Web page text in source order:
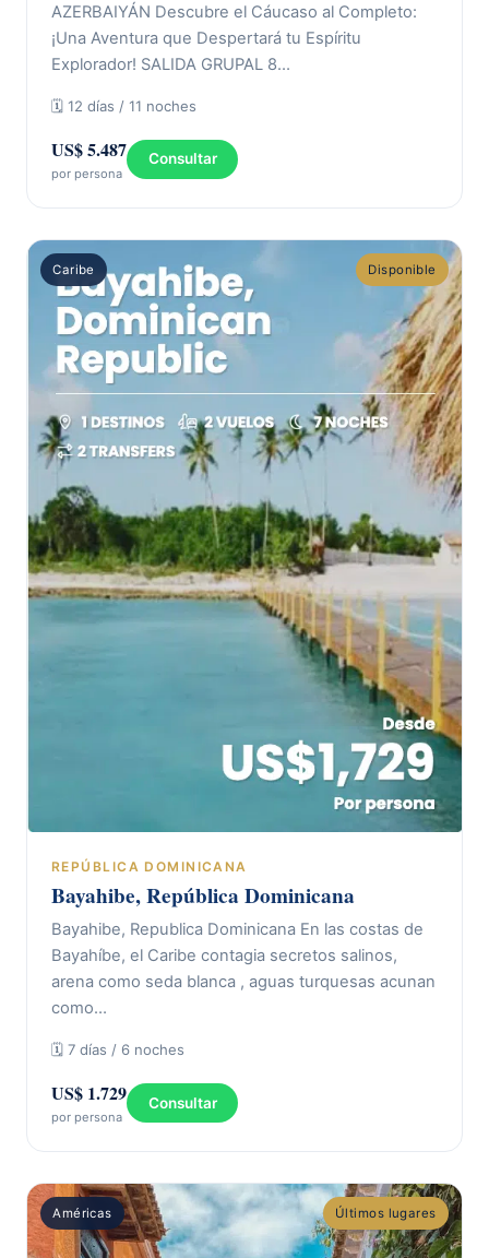
AZERBAIYÁN Descubre el Cáucaso al Completo:
¡Una Aventura que Despertará tu Espíritu
Explorador! SALIDA GRUPAL 8…
🗓 12 días / 11 noches
US$ 5.487
por persona
Consultar
Caribe Disponible
REPÚBLICA DOMINICANA
Bayahibe, República Dominicana
Bayahibe, Republica Dominicana En las costas de
Bayahíbe, el Caribe contagia secretos salinos,
arena como seda blanca , aguas turquesas acunan
como…
🗓 7 días / 6 noches
US$ 1.729
por persona
Consultar
Américas Últimos lugares